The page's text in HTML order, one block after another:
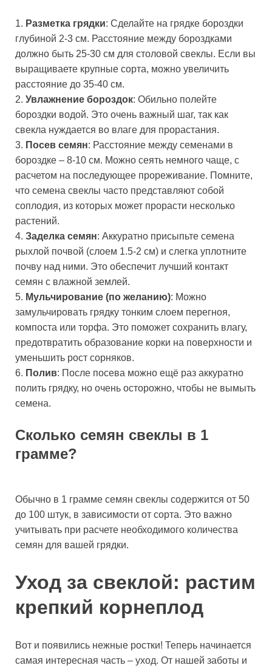
1. Разметка грядки: Сделайте на грядке бороздки
глубиной 2-3 см. Расстояние между бороздками
должно быть 25-30 см для столовой свеклы. Если вы
выращиваете крупные сорта, можно увеличить
расстояние до 35-40 см.
2. Увлажнение бороздок: Обильно полейте
бороздки водой. Это очень важный шаг, так как
свекла нуждается во влаге для прорастания.
3. Посев семян: Расстояние между семенами в
бороздке – 8-10 см. Можно сеять немного чаще, с
расчетом на последующее прореживание. Помните,
что семена свеклы часто представляют собой
соплодия, из которых может прорасти несколько
растений.
4. Заделка семян: Аккуратно присыпьте семена
рыхлой почвой (слоем 1.5-2 см) и слегка уплотните
почву над ними. Это обеспечит лучший контакт
семян с влажной землей.
5. Мульчирование (по желанию): Можно
замульчировать грядку тонким слоем перегноя,
компоста или торфа. Это поможет сохранить влагу,
предотвратить образование корки на поверхности и
уменьшить рост сорняков.
6. Полив: После посева можно ещё раз аккуратно
полить грядку, но очень осторожно, чтобы не вымыть
семена.
Сколько семян свеклы в 1
грамме?
Обычно в 1 грамме семян свеклы содержится от 50
до 100 штук, в зависимости от сорта. Это важно
учитывать при расчете необходимого количества
семян для вашей грядки.
Уход за свеклой: растим
крепкий корнеплод
Вот и появились нежные ростки! Теперь начинается
самая интересная часть – уход. От нашей заботы и